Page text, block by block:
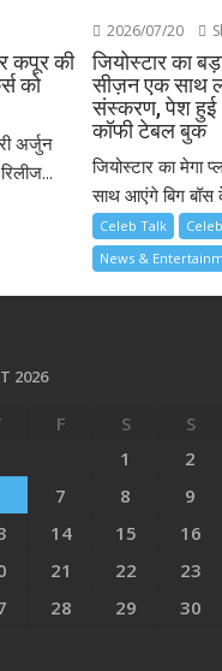
कपूर की
को
अर्जुन
2026/07/20
जियोस्टार का
सीज़न एक साथ
संस्करण, पेश हुई
कॉफी टेबल बुक
जियोस्टार का मेगा
साथ आएंगे बिग
Celeb Talk
News &
2026
F S
S
1
2
7 8
9
14 15
16
21 22
23
28 29
30